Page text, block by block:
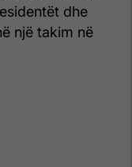
dhe
një takim në